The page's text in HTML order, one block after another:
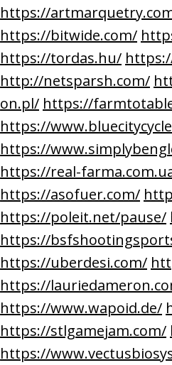
https://
https://bitwide.com/
https://tordas.hu/
http://netsparsh.com/
on.pl/ https://
https://
https://
https://real-
https://asofuer.com/
https://poleit.net/pause/
https://
https://uberdesi.com/
https://
https://www.wapoid.de/
https://stlgamejam.com/
https://